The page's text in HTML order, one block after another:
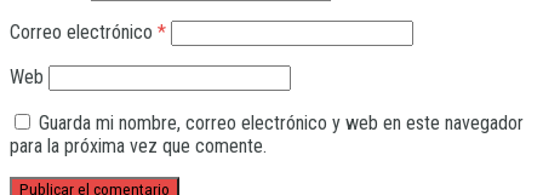
Correo electrónico *
Web
Guarda mi nombre, correo electrónico y web en este navegador
para la próxima vez que comente.